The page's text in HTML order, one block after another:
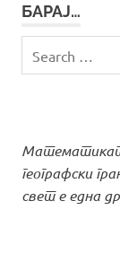
БАРАЈ…
for:
географски
свет е една